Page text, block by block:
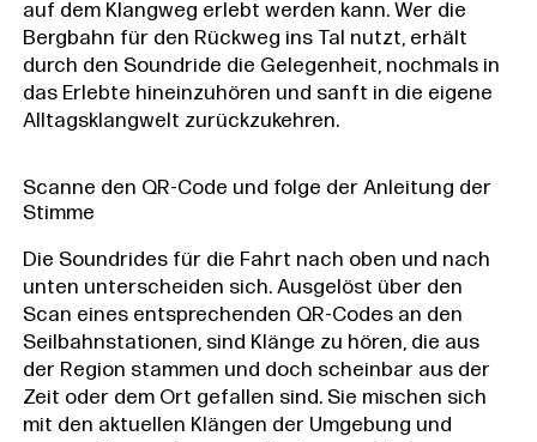
auf dem Klangweg erlebt werden kann. Wer die
Bergbahn für den Rückweg ins Tal nutzt, erhält
durch den Soundride die Gelegenheit, nochmals in
das Erlebte hineinzuhören und sanft in die eigene
Alltagsklangwelt zurückzukehren.
Scanne den QR-Code und folge der Anleitung der
Stimme
Die Soundrides für die Fahrt nach oben und nach
unten unterscheiden sich. Ausgelöst über den
Scan eines entsprechenden QR-Codes an den
Seilbahnstationen, sind Klänge zu hören, die aus
der Region stammen und doch scheinbar aus der
Zeit oder dem Ort gefallen sind. Sie mischen sich
mit den aktuellen Klängen der Umgebung und